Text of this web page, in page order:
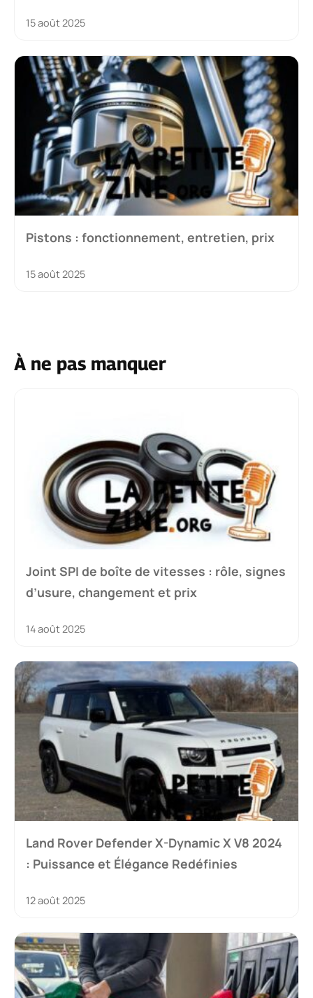
15 août 2025
Pistons : fonctionnement, entretien, prix
15 août 2025
À ne pas manquer
Joint SPI de boîte de vitesses : rôle, signes
d’usure, changement et prix
14 août 2025
Land Rover Defender X-Dynamic X V8 2024
: Puissance et Élégance Redéfinies
12 août 2025